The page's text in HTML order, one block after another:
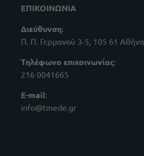
ΕΠΙΚΟΙΝΩΝΙΑ
Διεύθυνση:
Π. Π. Γερμανού 3-5, 105 61 Αθήνα,
Τηλέφωνο επικοινωνίας:
216 0041665
E-mail:
info@tmede.gr